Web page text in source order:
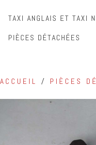
TAXI ANGLAIS ET TAXI
PIÈCES DÉTACHÉES
ACCUEIL / PIÈCES